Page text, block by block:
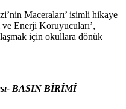
Maceraları’ isimli hikaye
Enerji Koruyucuları’,
için okullara dönük
BASIN BİRİMİ